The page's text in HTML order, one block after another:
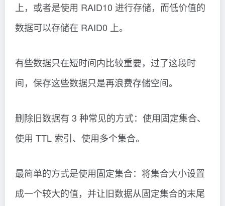
上，或者是使用 RAID10 进行存储，而低价值的
数据可以存储在 RAID0 上。
有些数据只在短时间内比较重要，过了这段时
间，保存这些数据只是再浪费存储空间。
删除旧数据有 3 种常见的方式：使用固定集合、
使用 TTL 索引、使用多个集合。
最简单的方式是使用固定集合：将集合大小设置
成一个较大的值，并让旧数据从固定集合的末尾